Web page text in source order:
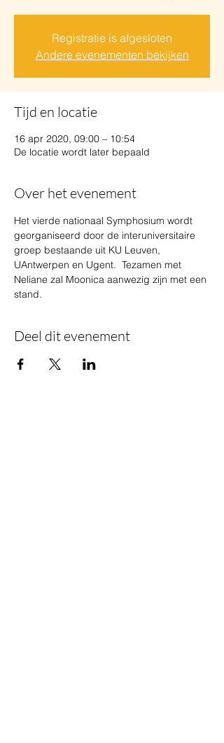
Registratie is afgesloten
Andere evenementen bekijken
Tijd en locatie
16 apr 2020, 09:00 – 10:54
De locatie wordt later bepaald
Over het evenement
Het vierde nationaal Symphosium wordt
georganiseerd door de interuniversitaire
groep bestaande uit KU Leuven,
UAntwerpen en Ugent.  Tezamen met
Neliane zal Moonica aanwezig zijn met een
stand.
Deel dit evenement